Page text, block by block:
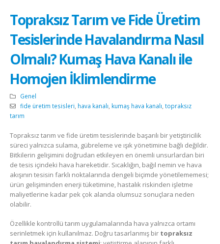
Topraksız Tarım ve Fide Üretim
Tesislerinde Havalandırma Nasıl
Olmalı? Kumaş Hava Kanalı ile
Homojen İklimlendirme
Genel
fide üretim tesisleri hava kanalı kumaş hava kanalı topraksız
tarım
Topraksız tarım ve fide üretim tesislerinde başarılı bir yetiştiricilik
süreci yalnızca sulama, gübreleme ve ışık yönetimine bağlı değildir.
Bitkilerin gelişimini doğrudan etkileyen en önemli unsurlardan biri
de tesis içindeki hava hareketidir. Sıcaklığın, bağıl nemin ve hava
akışının tesisin farklı noktalarında dengeli biçimde yönetilememesi;
ürün gelişiminden enerji tüketimine, hastalık riskinden işletme
maliyetlerine kadar pek çok alanda olumsuz sonuçlara neden
olabilir.
Özellikle kontrollü tarım uygulamalarında hava yalnızca ortamı
serinletmek için kullanılmaz. Doğru tasarlanmış bir topraksız